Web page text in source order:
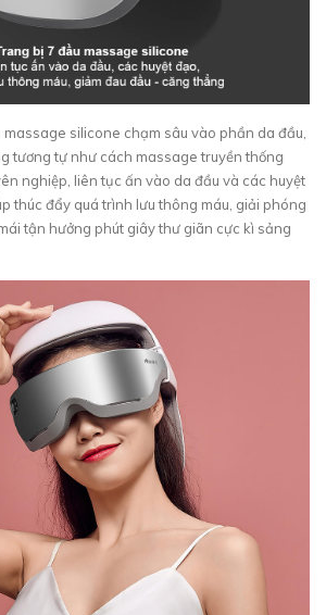
massage silicone chạm sâu vào phần da đầu,
tương tự như cách massage truyền thống
nghiệp, liên tục ấn vào da đầu và các huyệt
thúc đẩy quá trình lưu thông máu, giải phóng
tận hưởng phút giây thư giãn cực kì sảng